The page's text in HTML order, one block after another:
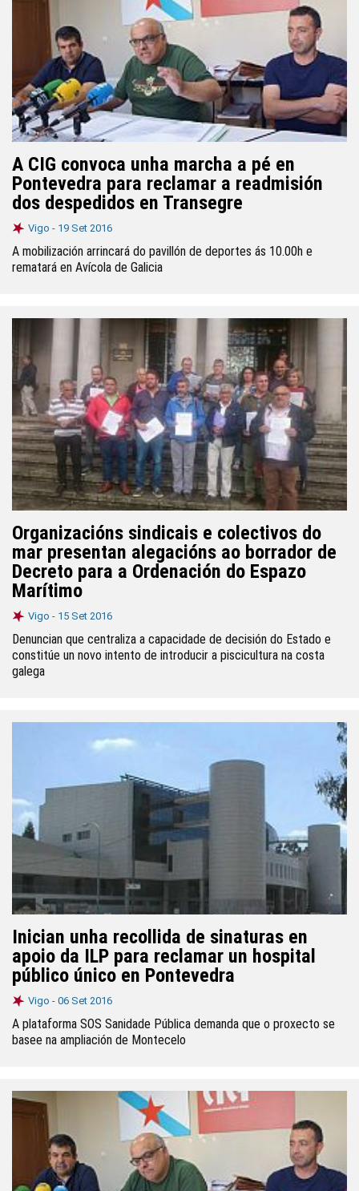
A CIG convoca unha marcha a pé en
Pontevedra para reclamar a readmisión
dos despedidos en Transegre
Vigo - 19 Set 2016
A mobilización arrincará do pavillón de deportes ás 10.00h e
rematará en Avícola de Galicia
Organizacións sindicais e colectivos do
mar presentan alegacións ao borrador de
Decreto para a Ordenación do Espazo
Marítimo
Vigo - 15 Set 2016
Denuncian que centraliza a capacidade de decisión do Estado e
constitúe un novo intento de introducir a piscicultura na costa
galega
Inician unha recollida de sinaturas en
apoio da ILP para reclamar un hospital
público único en Pontevedra
Vigo - 06 Set 2016
A plataforma SOS Sanidade Pública demanda que o proxecto se
basee na ampliación de Montecelo